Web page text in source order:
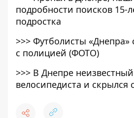
подробности поисков 15-
подростка
>>> Футболисты «Днепра»
с полицией (ФОТО)
>>> В Днепре
велосипедиста и скрылся